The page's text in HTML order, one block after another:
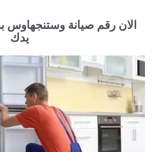
الان رقم صيانة وستنجهاوس
يدك